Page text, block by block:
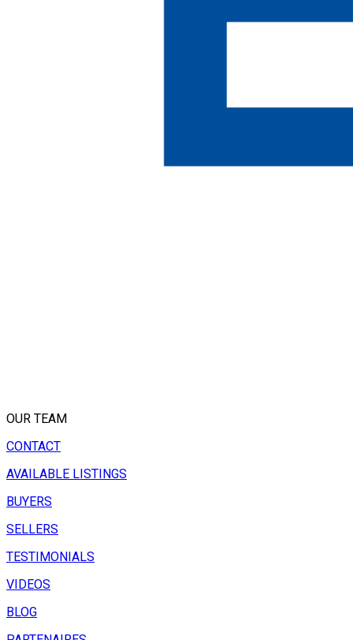
OUR TEAM
CONTACT
AVAILABLE LISTINGS
BUYERS
SELLERS
TESTIMONIALS
VIDEOS
BLOG